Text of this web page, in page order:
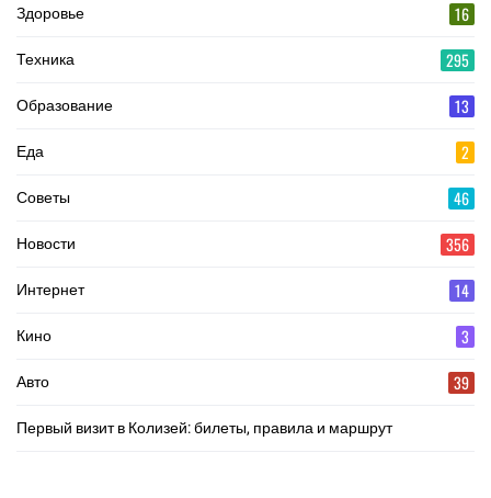
Здоровье 16
Техника 295
Образование 13
Еда 2
Советы 46
Новости 356
Интернет 14
Кино 3
Авто 39
Первый визит в Колизей: билеты, правила и маршрут